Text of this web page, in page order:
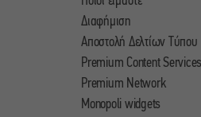
Διαφήμιση
Αποστολή Δελτίων Τύπου
Premium Content Services
Premium Network
Monopoli widgets